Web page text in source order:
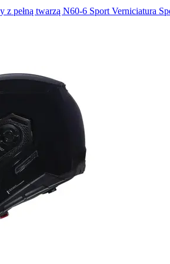
z pełną twarzą N60-6 Sport Verniciatura